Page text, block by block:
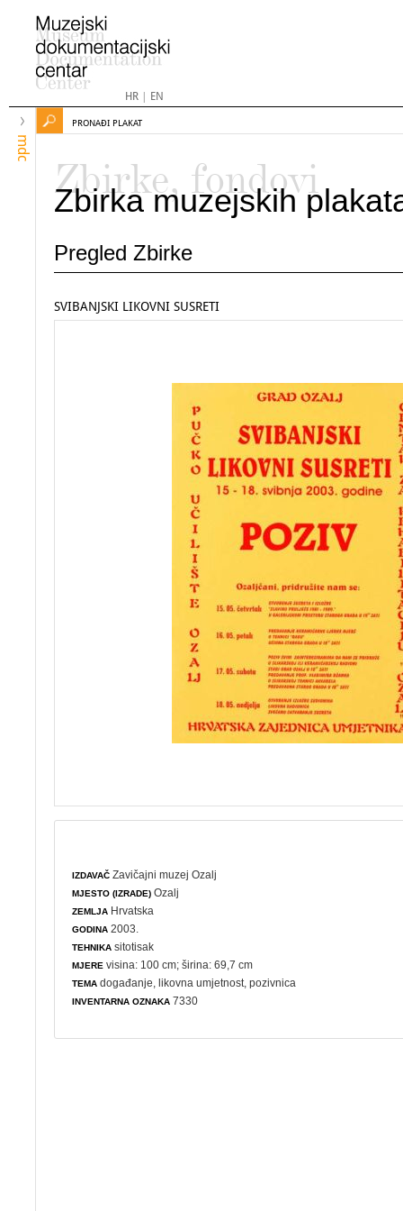
HR| EN
mdc
PRONAĐI PLAKAT
Zbirke, fondovi
Zbirka muzejskih
Pregled Zbirke
SVIBANJSKI LIKOVNI SUSRETI
IZDAVAČ Zavičajni muzej Ozalj
MJESTO (IZRADE) Ozalj
ZEMLJA Hrvatska
GODINA 2003.
TEHNIKA sitotisak
MJERE visina: 100 cm; širina: 69,7 cm
TEMA događanje ,likovna umjetnost ,pozivnica
INVENTARNA OZNAKA 7330